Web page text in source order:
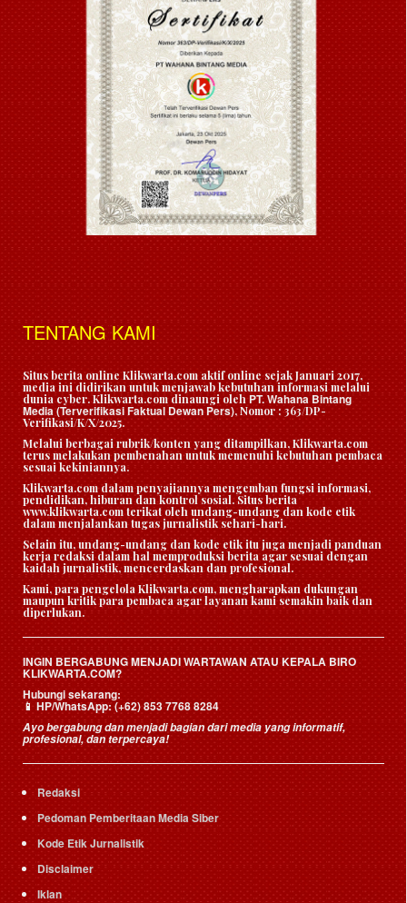
TENTANG KAMI
Situs berita online Klikwarta.com aktif online sejak Januari 2017,
media ini didirikan untuk menjawab kebutuhan informasi melalui
dunia cyber. Klikwarta.com dinaungi oleh PT. Wahana Bintang
Media (Terverifikasi Faktual Dewan Pers), Nomor : 363/DP-
Verifikasi/K/X/2025.
Melalui berbagai rubrik/konten yang ditampilkan, Klikwarta.com
terus melakukan pembenahan untuk memenuhi kebutuhan pembaca
sesuai kekiniannya.
Klikwarta.com dalam penyajiannya mengemban fungsi informasi,
pendidikan, hiburan dan kontrol sosial. Situs berita
www.klikwarta.com terikat oleh undang-undang dan kode etik
dalam menjalankan tugas jurnalistik sehari-hari.
Selain itu, undang-undang dan kode etik itu juga menjadi panduan
kerja redaksi dalam hal memproduksi berita agar sesuai dengan
kaidah jurnalistik, mencerdaskan dan profesional.
Kami, para pengelola Klikwarta.com, mengharapkan dukungan
maupun kritik para pembaca agar layanan kami semakin baik dan
diperlukan.
INGIN BERGABUNG MENJADI WARTAWAN ATAU KEPALA BIRO
KLIKWARTA.COM?
Hubungi sekarang:
📱HP/WhatsApp:(+62) 853 7768 8284
Ayo bergabung dan menjadi bagian dari media yang informatif,
profesional, dan terpercaya!
Redaksi
Pedoman Pemberitaan Media Siber
Kode Etik Jurnalistik
Disclaimer
Iklan